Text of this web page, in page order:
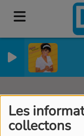
Les
collectons
Artistes